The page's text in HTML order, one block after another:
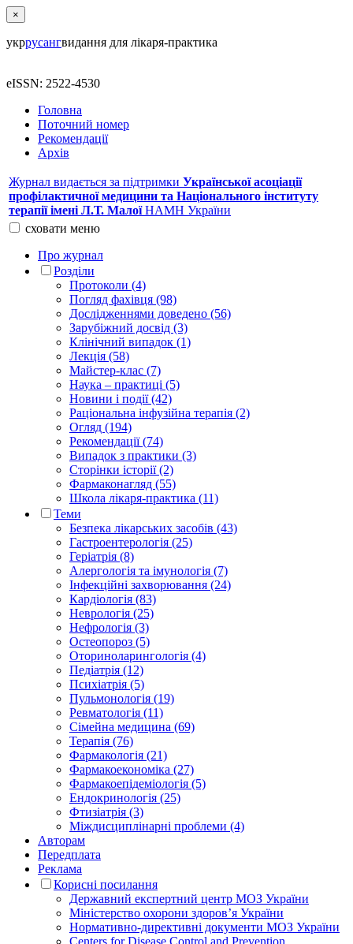
×
укррусангвидання для лікаря-практика
eISSN: 2522-4530
Головна
Поточний номер
Рекомендації
Архів
Журнал видається за підтримки Української асоціації
профілактичної медицини та Національного інституту
терапії імені Л.Т. МалоїНАМН України
сховати меню
Про журнал
Розділи
Протоколи (4)
Погляд фахівця (98)
Дослідженнями доведено (56)
Зарубіжний досвід (3)
Клінічний випадок (1)
Лекція (58)
Майстер-клас (7)
Наука – практиці (5)
Новини і події (42)
Раціональна інфузійна терапія (2)
Огляд (194)
Рекомендації (74)
Випадок з практики (3)
Сторінки історії (2)
Фармаконагляд (55)
Школа лікаря-практика (11)
Теми
Безпека лікарських засобів (43)
Гастроентерологія (25)
Геріатрія (8)
Алергологія та імунологія (7)
Інфекційні захворювання (24)
Кардіологія (83)
Неврологія (25)
Нефрологія (3)
Остеопороз (5)
Оториноларингологія (4)
Педіатрія (12)
Психіатрія (5)
Пульмонологія (19)
Ревматологія (11)
Сімейна медицина (69)
Терапія (76)
Фармакологія (21)
Фармакоекономіка (27)
Фармакоепідеміологія (5)
Ендокринологія (25)
Фтизіатрія (3)
Міждисциплінарні проблеми (4)
Авторам
Передплата
Реклама
Корисні посилання
Державний експертний центр МОЗ України
Міністерство охорони здоров’я України
Нормативно-директивні документи МОЗ України
Centers for Disease Control and Prevention